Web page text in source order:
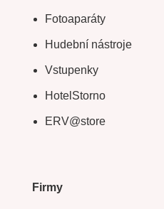
Fotoaparáty
Hudební nástroje
Vstupenky
HotelStorno
ERV@store
Firmy